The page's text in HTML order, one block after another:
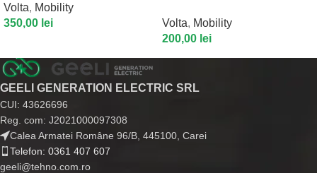
Volta, Mobility
350,00 lei Volta, Mobility
200,00 lei
GEELI GENERATION ELECTRIC SRL
CUI: 43626696
Reg. com: J2021000097308
Calea Armatei Române 96/B, 445100, Carei
Telefon: 0361 407 607
geeli@tehno.com.ro